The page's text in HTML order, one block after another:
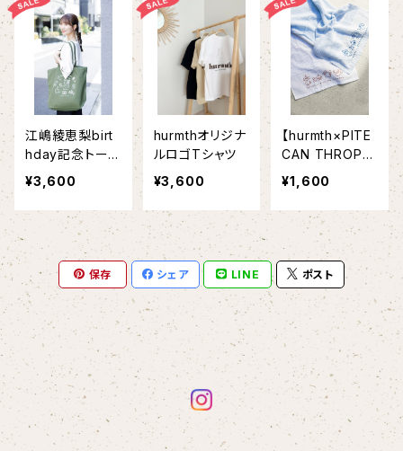
江嶋綾恵梨birt
hday記念トート
バッグ
¥3,600
hurmthオリジナ
ルロゴTシャツ
¥3,600
【hurmth×PITE
CAN THROPU
Sコラボ】タオル
¥1,600
保存 シェア LINE ポスト